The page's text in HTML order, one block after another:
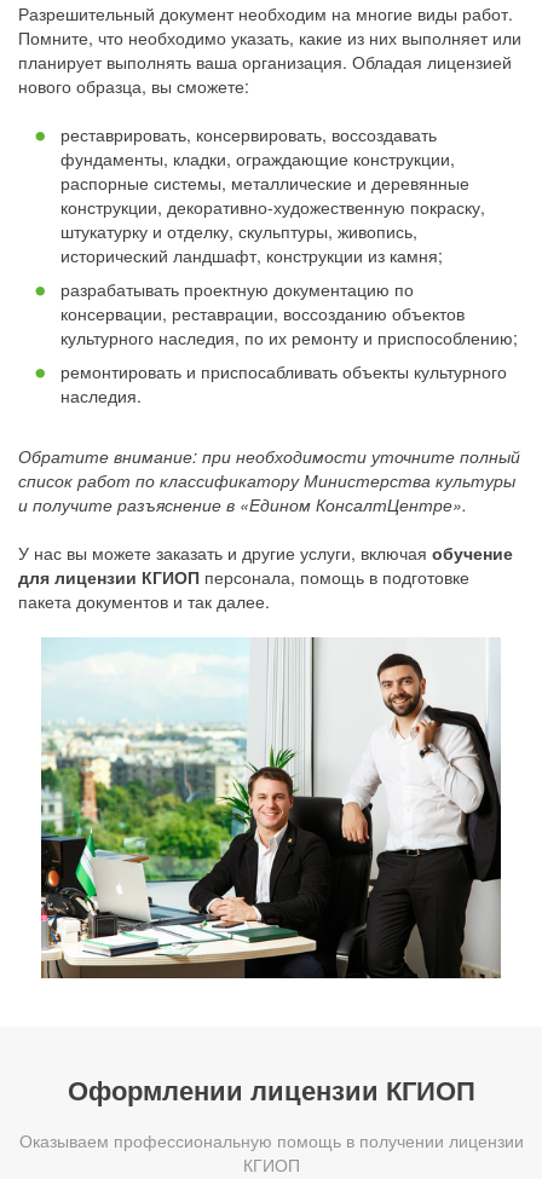
Разрешительный документ необходим на многие виды работ.
Помните, что необходимо указать, какие из них выполняет или
планирует выполнять ваша организация. Обладая лицензией
нового образца, вы сможете:
реставрировать, консервировать, воссоздавать
фундаменты, кладки, ограждающие конструкции,
распорные системы, металлические и деревянные
конструкции, декоративно-художественную покраску,
штукатурку и отделку, скульптуры, живопись,
исторический ландшафт, конструкции из камня;
разрабатывать проектную документацию по
консервации, реставрации, воссозданию объектов
культурного наследия, по их ремонту и приспособлению;
ремонтировать и приспосабливать объекты культурного
наследия.
Обратите внимание: при необходимости уточните полный
список работ по классификатору Министерства культуры
и получите разъяснение в «Едином КонсалтЦентре».
У нас вы можете заказать и другие услуги, включая обучение
для лицензии КГИОП персонала, помощь в подготовке
пакета документов и так далее.
Оформлении лицензии КГИОП
Оказываем профессиональную помощь в получении лицензии
КГИОП